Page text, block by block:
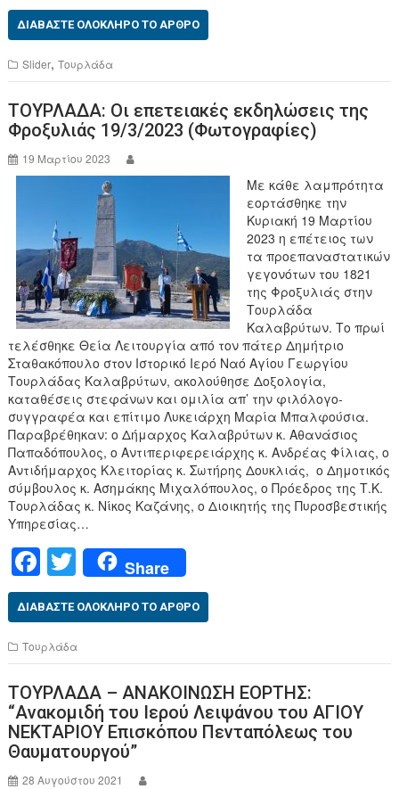
c
e
b
o
o
k
tt
er
ΔΙΑΒΆΣΤΕ ΟΛΌΚΛΗΡΟ ΤΟ ΆΡΘΡΟ
Slider,Τουρλάδα
ΤΟΥΡΛΑΔΑ: Οι επετειακές εκδηλώσεις της
Φροξυλιάς 19/3/2023 (Φωτογραφίες)
19 Μαρτίου 2023
Με κάθε λαμπρότητα
εορτάσθηκε την
Κυριακή 19 Μαρτίου
2023 η επέτειος των
τα προεπαναστατικών
γεγονότων του 1821
της Φροξυλιάς στην
Τουρλάδα
Καλαβρύτων. Το πρωί
τελέσθηκε Θεία Λειτουργία από τον πάτερ Δημήτριο
Σταθακόπουλο στον Ιστορικό Ιερό Ναό Αγίου Γεωργίου
Τουρλάδας Καλαβρύτων, ακολούθησε Δοξολογία,
καταθέσεις στεφάνων και ομιλία απ’ την φιλόλογο-
συγγραφέα και επίτιμο Λυκειάρχη Μαρία Μπαλφούσια.
Παραβρέθηκαν: ο Δήμαρχος Καλαβρύτων κ. Αθανάσιος
Παπαδόπουλος, ο Αντιπεριφερειάρχης κ. Ανδρέας Φίλιας, ο
Αντιδήμαρχος Κλειτορίας κ. Σωτήρης Δουκλιάς, ο Δημοτικός
σύμβουλος κ. Ασημάκης Μιχαλόπουλος, ο Πρόεδρος της Τ.Κ.
Τουρλάδας κ. Νίκος Καζάνης, ο Διοικητής της Πυροσβεστικής
Υπηρεσίας…
F
a
c
e
b
o
o
k
T
wi
tt
er
Share
ΔΙΑΒΆΣΤΕ ΟΛΌΚΛΗΡΟ ΤΟ ΆΡΘΡΟ
Τουρλάδα
ΤΟΥΡΛΑΔΑ – ΑΝΑΚΟΙΝΩΣΗ ΕΟΡΤΗΣ:
“Ανακομιδή του Ιερού Λειψάνου του ΑΓΙΟΥ
ΝΕΚΤΑΡΙΟΥ Επισκόπου Πενταπόλεως του
Θαυματουργού”
28 Αυγούστου 2021